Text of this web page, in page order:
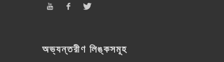
অভ্যন্তরীণ লিঙ্কসমূহ